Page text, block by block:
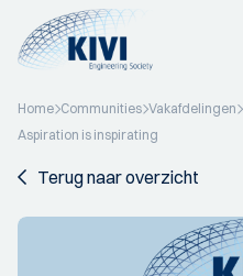
Home Communities Vakafdelingen
Aspiration is inspirating
Terug naar overzicht